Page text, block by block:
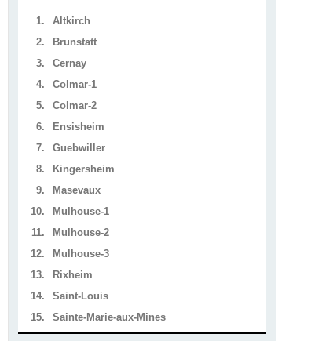
1.
Altkirch
2.
Brunstatt
3.
Cernay
4.
Colmar-1
5.
Colmar-2
6.
Ensisheim
7.
Guebwiller
8.
Kingersheim
9.
Masevaux
10.
Mulhouse-1
11.
Mulhouse-2
12.
Mulhouse-3
13.
Rixheim
14.
Saint-Louis
15.
Sainte-Marie-aux-Mines